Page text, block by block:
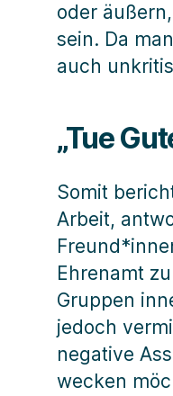
oder
sein. Da
auch
„Tue
Somit
Arbeit,
Ehrenamt
Gruppen
jedoch
negative
wecken